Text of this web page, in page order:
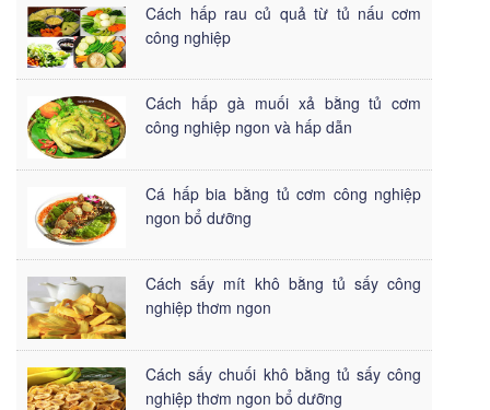
Cách hấp rau củ quả từ tủ nấu cơm
công nghiệp
Cách hấp gà muối xả bằng tủ cơm
công nghiệp ngon và hấp dẫn
Cá hấp bia bằng tủ cơm công nghiệp
ngon bổ dưỡng
Cách sấy mít khô bằng tủ sấy công
nghiệp thơm ngon
Cách sấy chuối khô bằng tủ sấy công
nghiệp thơm ngon bổ dưỡng